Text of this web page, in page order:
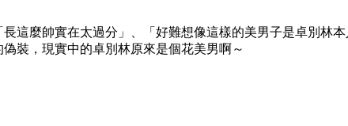
這麼帥實在太過分」、「好難想像這樣的美男子是卓別林
裝，現實中的卓別林原來是個花美男啊～